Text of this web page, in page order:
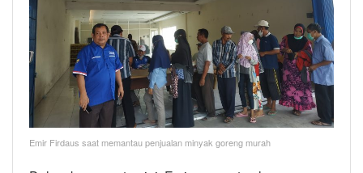
Emir Firdaus saat memantau penjualan minyak goreng murah